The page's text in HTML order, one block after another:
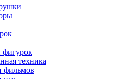
фигурок
техника
фильмов